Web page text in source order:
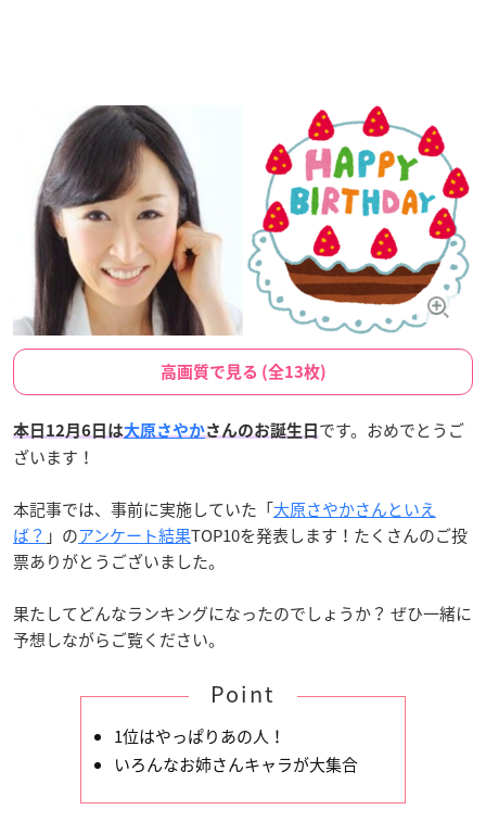
高画質で見る (全13枚)
本日12月6日は大原さやかさんのお誕生日 です。おめでとうご
ざいます！
本記事では、事前に実施していた「大原さやかさんといえ
ば？ 」のアンケート結果TOP10を発表します！たくさんのご投
票ありがとうございました。
果たしてどんなランキングになったのでしょうか？ ぜひ一緒に
予想しながらご覧ください。
Point
1位はやっぱりあの人！
いろんなお姉さんキャラが大集合